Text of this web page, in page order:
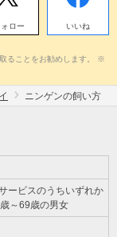
ォロー いいね
ることをお勧めします。 ※
ニンゲンの飼い方
ービスのうちいずれか
～69歳の男女